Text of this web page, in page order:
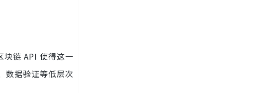
块链 API 使得这一
数据验证等低层次